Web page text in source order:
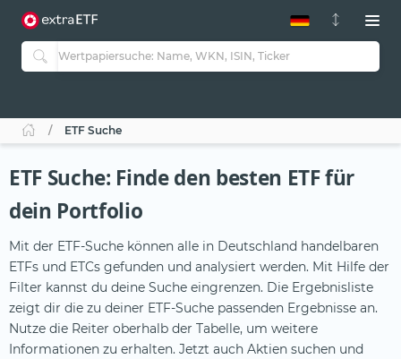
ETF-Guide 2.0
Guide Aktive ETFs
ETF-Sparpläne
ETF Suche
ETF Suche: Finde den besten ETF für
dein Portfolio
Mit der ETF-Suche können alle in Deutschland handelbaren
ETFs und ETCs gefunden und analysiert werden. Mit Hilfe der
Filter kannst du deine Suche eingrenzen. Die Ergebnisliste
zeigt dir die zu deiner ETF-Suche passenden Ergebnisse an.
Nutze die Reiter oberhalb der Tabelle, um weitere
Informationen zu erhalten. Jetzt auch Aktien suchen und